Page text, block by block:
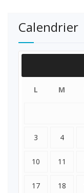
Calendrier
L M
3 4
10 11
17 18